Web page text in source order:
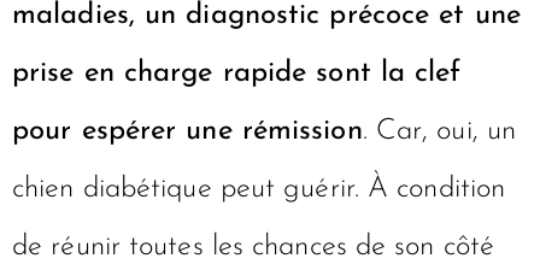
maladies, un diagnostic précoce et une
prise en charge rapide sont la clef
pour espérer une rémission. Car, oui, un
chien diabétique peut guérir. À condition
de réunir toutes les chances de son côté